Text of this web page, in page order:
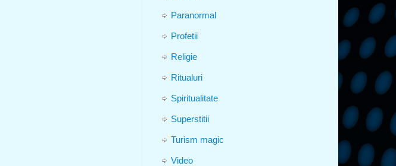
Paranormal
Profetii
Religie
Ritualuri
Spiritualitate
Superstitii
Turism magic
Video